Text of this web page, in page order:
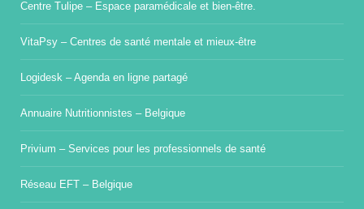
Centre Tulipe – Espace paramédicale et bien-être.
VitaPsy – Centres de santé mentale et mieux-être
Logidesk – Agenda en ligne partagé
Annuaire Nutritionnistes – Belgique
Privium – Services pour les professionnels de santé
Réseau EFT – Belgique